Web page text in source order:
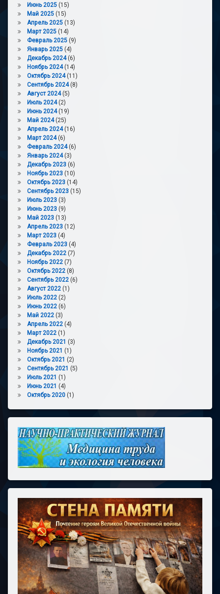
Июнь 2025(15)
Май 2025(15)
Апрель 2025(13)
Март 2025(14)
Февраль 2025(9)
Январь 2025(4)
Декабрь 2024(6)
Ноябрь 2024(14)
Октябрь 2024(11)
Сентябрь 2024(8)
Август 2024(5)
Июль 2024(2)
Июнь 2024(19)
Май 2024(25)
Апрель 2024(16)
Март 2024(6)
Февраль 2024(6)
Январь 2024(3)
Декабрь 2023(6)
Ноябрь 2023(10)
Октябрь 2023(14)
Сентябрь 2023(15)
Июль 2023(3)
Июнь 2023(9)
Май 2023(13)
Апрель 2023(12)
Март 2023(4)
Февраль 2023(4)
Декабрь 2022(7)
Ноябрь 2022(7)
Октябрь 2022(8)
Сентябрь 2022(6)
Август 2022(1)
Июль 2022(2)
Июнь 2022(6)
Май 2022(3)
Апрель 2022(4)
Март 2022(1)
Декабрь 2021 (3)
Ноябрь 2021 (1)
Октябрь 2021 (2)
Сентябрь 2021 (5)
Июль 2021 (1)
Июнь 2021 (4)
Октябрь 2020(1)